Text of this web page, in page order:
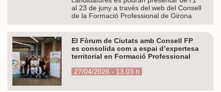
al 23 de juny a través del web del Consell
de la Formació Professional de Girona
El Fòrum de Ciutats amb Consell FP
es consolida com a espai d’expertesa
territorial en Formació Professional
27/04/2026 - 13.03 h